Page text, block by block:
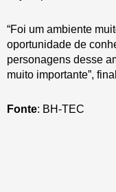
“Foi um ambiente
oportunidade de
personagens desse
muito importante”,
Fonte: BH-TEC